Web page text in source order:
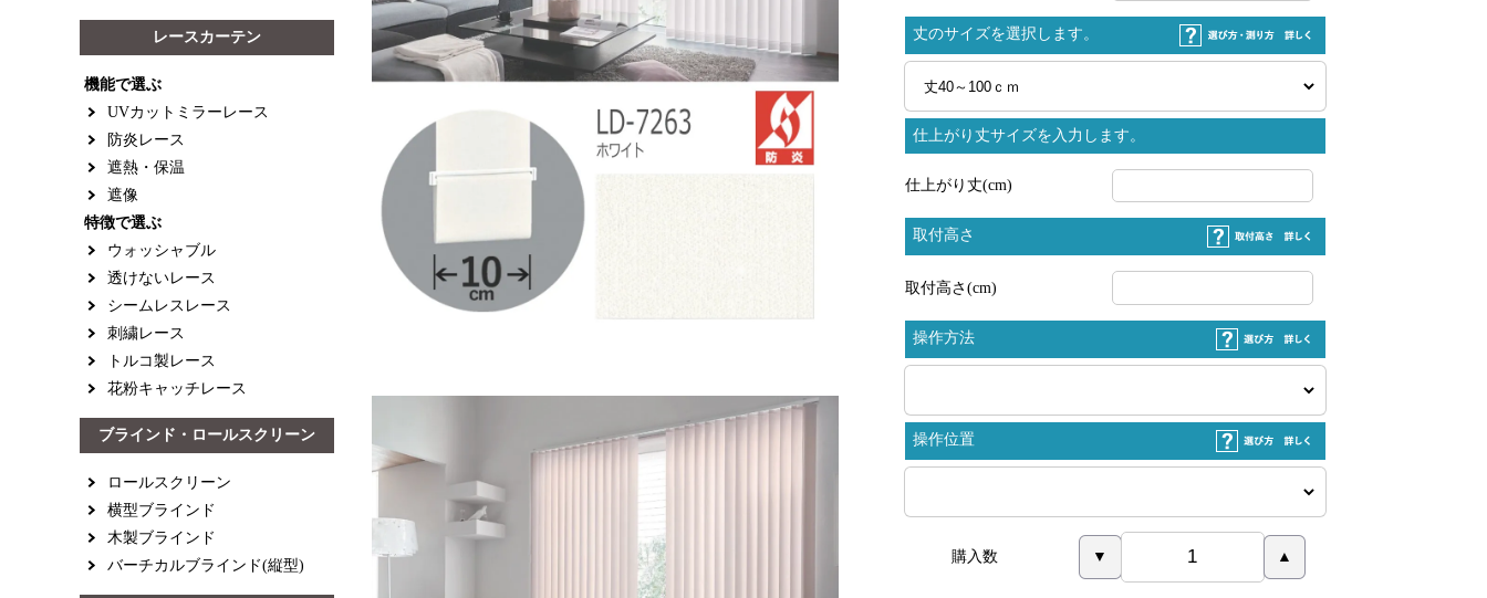
丈のサイズを選択します。
仕上がり丈サイズを入力します。
仕上がり丈(cm)
取付高さ
取付高さ(cm)
操作方法
操作位置
購入数 ▼ ▲
レースカーテン
機能で選ぶ
UVカットミラーレース
防炎レース
遮熱・保温
遮像
特徴で選ぶ
ウォッシャブル
透けないレース
シームレスレース
刺繍レース
トルコ製レース
花粉キャッチレース
ブラインド・ロールスクリーン
ロールスクリーン
横型ブラインド
木製ブラインド
バーチカルブラインド(縦型)